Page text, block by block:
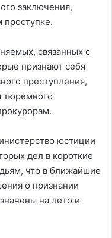
заключения,
проступке.
связанных с
признают себя
преступления,
тюремного
юстиции
дел в короткие
что в ближайшие
о признании
на лето и